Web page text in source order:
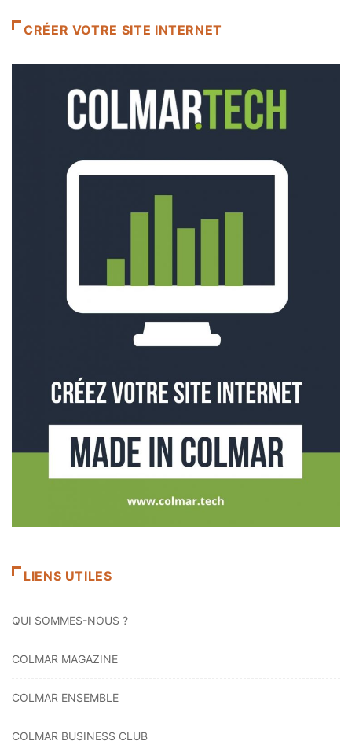
CRÉER VOTRE SITE INTERNET
LIENS UTILES
QUI SOMMES-NOUS ?
COLMAR MAGAZINE
COLMAR ENSEMBLE
COLMAR BUSINESS CLUB